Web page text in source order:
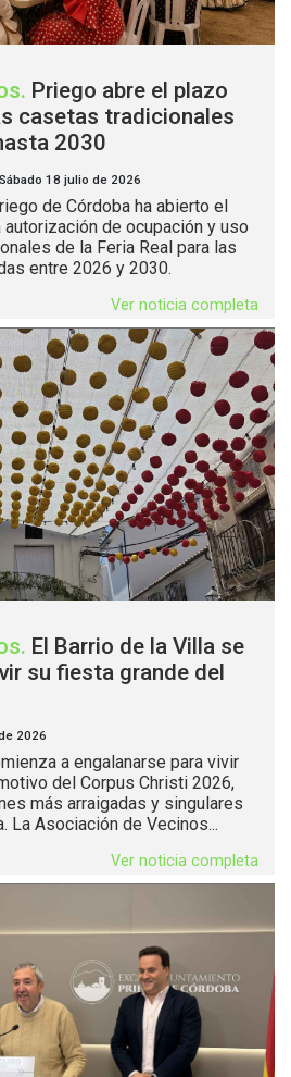
. Priego abre el plazo
casetas tradicionales
2030
18 julio de 2026
de Córdoba ha abierto el
de ocupación y uso
de la Feria Real para las
entre 2026 y 2030.
Ver noticia completa
. El Barrio de la Villa se
su fiesta grande del
2026
a engalanarse para vivir
del Corpus Christi 2026,
más arraigadas y singulares
La Asociación de Vecinos...
Ver noticia completa